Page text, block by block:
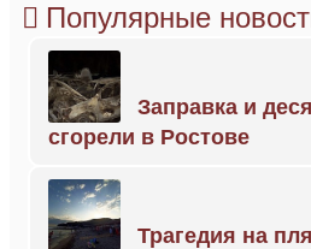
Популярные
Заправка и
сгорели в Ростове
Трагедия на